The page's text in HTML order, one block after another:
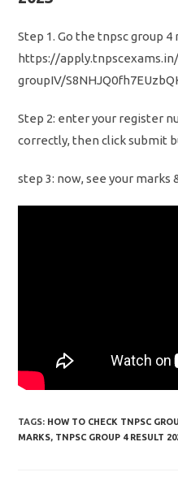
Step 1. Go the tnpsc group
https://
groupIV/
Step 2: enter your register
correctly, then click submit
step 3: now, see your marks
TAGS: HOW TO CHECK TNPSC
MARKS, TNPSC GROUP 4 RESULT